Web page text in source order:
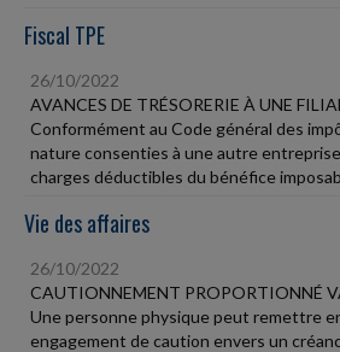
Fiscal TPE
26/10/2022
AVANCES DE TRÉSORERIE À UNE
Conformément au Code général des
nature consenties à une autre
charges déductibles du bénéfice
Vie des affaires
26/10/2022
CAUTIONNEMENT PROPORTIONNÉ
Une personne physique peut remettre
engagement de caution envers un